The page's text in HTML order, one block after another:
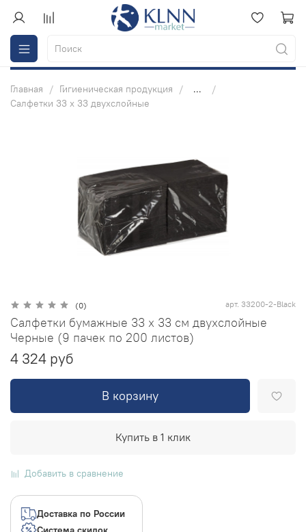
Главная Гигиеническая продукция
...
Салфетки 33 х 33 двухслойные
(0) арт. 33200-2-Black
Салфетки бумажные 33 х 33 см двухслойные
Черные (9 пачек по 200 листов)
4 324 руб
В корзину
Купить в 1 клик
Добавить в сравнение
Доставка по России